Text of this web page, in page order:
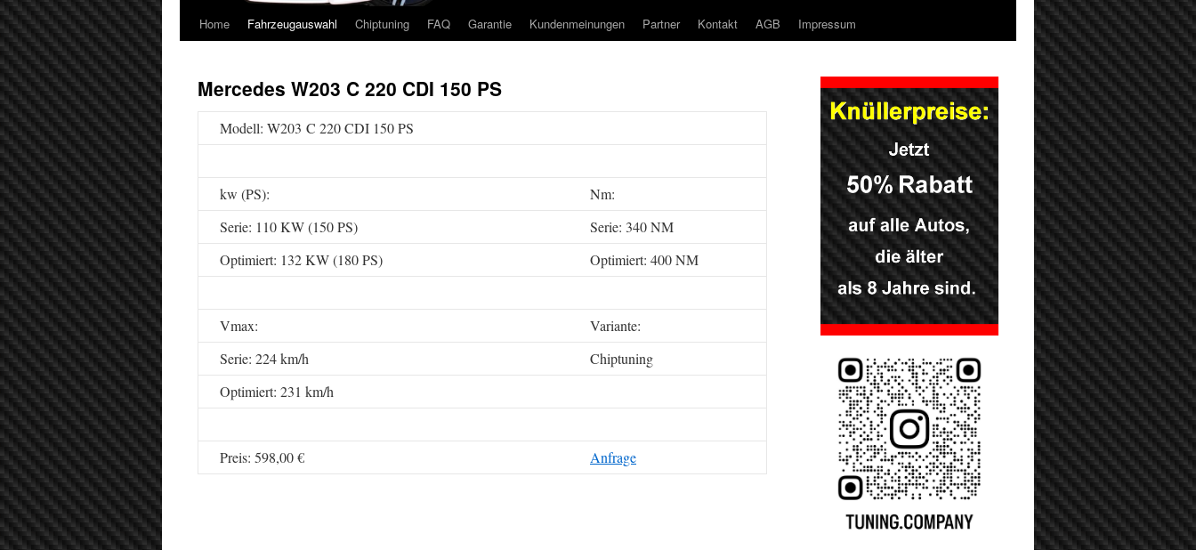
Home Fahrzeugauswahl Chiptuning FAQ Garantie Kundenmeinungen Partner Kontakt AGB Impressum
Mercedes W203 C 220 CDI 150 PS
Modell: W203 C 220 CDI 150 PS
kw (PS):
Nm:
Serie: 110 KW (150 PS)
Serie: 340 NM
Optimiert: 132 KW (180 PS)
Optimiert: 400 NM
Vmax:
Variante:
Serie: 224 km/h
Chiptuning
Optimiert: 231 km/h
Preis: 598,00 € Anfrage